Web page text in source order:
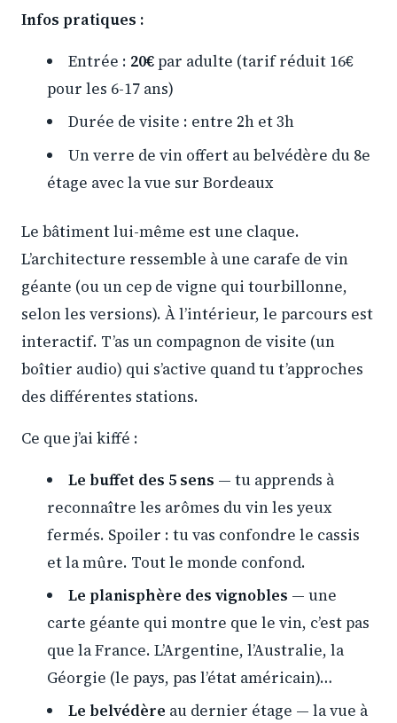
Infos pratiques :
Entrée : 20€ par adulte (tarif réduit 16€
pour les 6-17 ans)
Durée de visite : entre 2h et 3h
Un verre de vin offert au belvédère du 8e
étage avec la vue sur Bordeaux
Le bâtiment lui-même est une claque.
L’architecture ressemble à une carafe de vin
géante (ou un cep de vigne qui tourbillonne,
selon les versions). À l’intérieur, le parcours est
interactif. T’as un compagnon de visite (un
boîtier audio) qui s’active quand tu t’approches
des différentes stations.
Ce que j’ai kiffé :
Le buffet des 5 sens — tu apprends à
reconnaître les arômes du vin les yeux
fermés. Spoiler : tu vas confondre le cassis
et la mûre. Tout le monde confond.
Le planisphère des vignobles — une
carte géante qui montre que le vin, c’est pas
que la France. L’Argentine, l’Australie, la
Géorgie (le pays, pas l’état américain)…
Le belvédère au dernier étage — la vue à